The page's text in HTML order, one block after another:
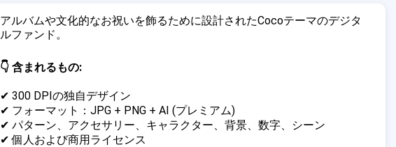
アルバムや文化的なお祝いを飾るために設計されたCocoテーマのデジタ
ルファンド。
👇 含まれるもの:
✔ 300 DPIの独自デザイン
✔ フォーマット：JPG + PNG + AI (プレミアム)
✔ パターン、アクセサリー、キャラクター、背景、数字、シーン
✔ 個人および商用ライセンス